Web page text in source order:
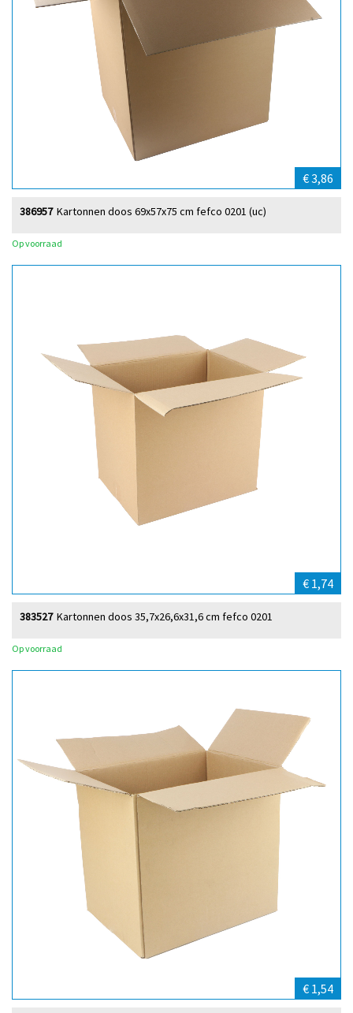
€ 3,86
Kartonnen doos 69x57x75 cm fefco 0201 (uc)
386957
Op voorraad
€ 1,74
Kartonnen doos 35,7x26,6x31,6 cm fefco 0201
383527
Op voorraad
€ 1,54